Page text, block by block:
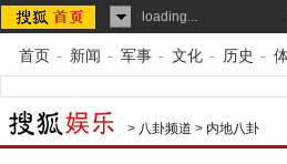
loading...
首页 - 新闻 - 军事 - 文化 - 历史 -
> 八卦频道 > 内地八卦